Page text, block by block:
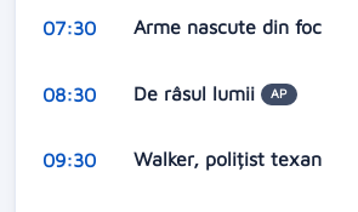
07:30 Arme nascute din foc
08:30 De râsul lumii AP
09:30 Walker, polițist texan